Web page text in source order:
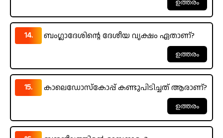
14. ബംഗ്ലാദേശിന്റെ ദേശീയ വൃക്ഷം ഏതാണ്?
15. കാലെഡോസ്കോപ്പ് കണ്ടുപിടിച്ചത് ആരാണ്?